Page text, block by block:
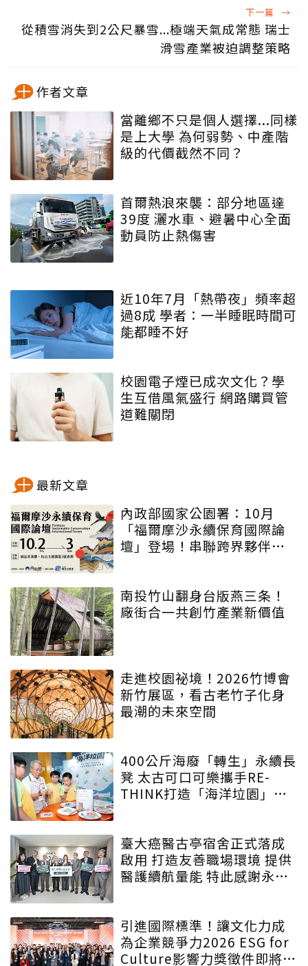
下一篇 →
從積雪消失到2公尺暴雪...極端天氣成常態 瑞士
滑雪產業被迫調整策略
作者文章
當離鄉不只是個人選擇...同樣
是上大學 為何弱勢、中產階
級的代價截然不同？
首爾熱浪來襲：部分地區達
39度 灑水車、避暑中心全面
動員防止熱傷害
近10年7月「熱帶夜」頻率超
過8成 學者：一半睡眠時間可
能都睡不好
校園電子煙已成次文化？學
生互借風氣盛行 網路購買管
道難關閉
最新文章
內政部國家公園署：10月
「福爾摩沙永續保育國際論
壇」登場！串聯跨界夥伴與
南投竹山翻身台版燕三条！
廠街合一共創竹產業新價值
走進校園祕境！2026竹博會
新竹展區，看古老竹子化身
最潮的未來空間
400公斤海廢「轉生」永續長
凳 太古可口可樂攜手RE-
THINK打造「海洋垃園」特
臺大癌醫古亭宿舍正式落成
啟用 打造友善職場環境 提供
醫護續航量能 特此感謝永齡
引進國際標準！讓文化力成
為企業競爭力2026 ESG for
Culture影響力獎徵件即將啟